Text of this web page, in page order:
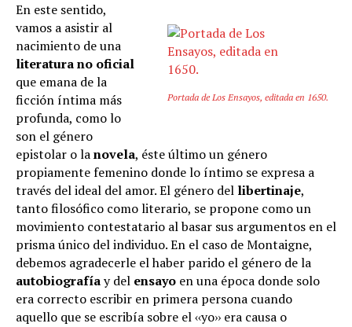
Portada de Los Ensayos, editada en 1650.
En este sentido,
vamos a asistir al
nacimiento de una
literatura no oficial
que emana de la
ficción íntima más
profunda, como lo
son el género
epistolar o lanovela, éste último un género
propiamente femenino donde lo íntimo se expresa a
través del ideal del amor. El género del libertinaje,
tanto filosófico como literario, se propone como un
movimiento contestatario al basar sus argumentos en el
prisma único del individuo. En el caso de Montaigne,
debemos agradecerle el haber parido el género de la
autobiografíay del ensayo en una época donde solo
era correcto escribir en primera persona cuando
aquello que se escribía sobre el ‹‹yo›› era causa o